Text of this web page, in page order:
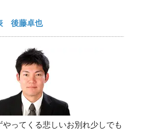
後藤卓也
やってくる悲しいお別れ少しでも